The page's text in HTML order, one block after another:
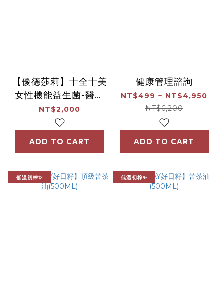
【優德莎莉】十全十美
女性機能益生菌-醫規
版(1盒/30入)
NT$2,000
ADD TO CART
健康管理諮詢
NT$499 ~ NT$4,950
NT$6,200
ADD TO CART
低溫初榨✨ 低溫初榨✨